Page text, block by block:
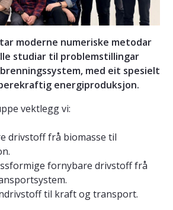
moderne numeriske metodar
studiar til problemstillingar
med eit spesielt
energiproduksjon.
vektlegg vi:
drivstoff frå biomasse til
fornybare drivstoff frå
til kraft og transport.